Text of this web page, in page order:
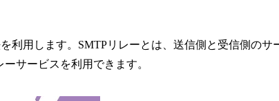
利用します。SMTPリレーとは、送信側と受信側の
サービスを利用できます。